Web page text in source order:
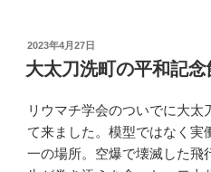
投
稿
日:
2023年4月27日
大太刀洗町の平和記念
リウマチ学会のついでに大太
て来ました。模型ではなく実
一の場所。空爆で壊滅した飛